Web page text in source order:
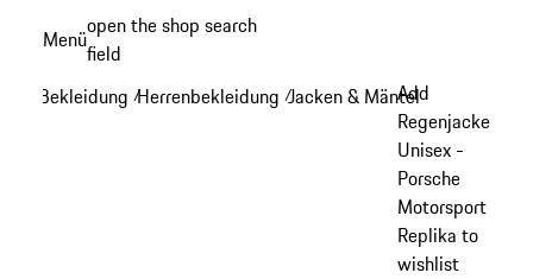
Hauptinhalt
Menüopen the shop search
field
Bekleidung /Herrenbekleidung /Jacken & Mäntel/
Add
Regenjacke
Unisex -
Porsche
Motorsport
Replika to
wishlist